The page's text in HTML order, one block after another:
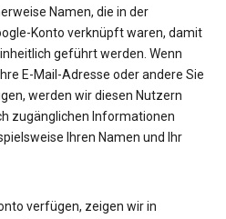
Namen, die in der
Konto verknüpft waren, damit
geführt werden. Wenn
E-Mail-Adresse oder andere Sie
werden wir diesen Nutzern
zugänglichen Informationen
Ihren Namen und Ihr
verfügen, zeigen wir in